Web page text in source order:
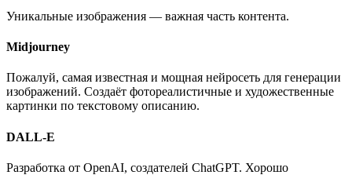
Уникальные изображения — важная часть контента.
Midjourney
Пожалуй, самая известная и мощная нейросеть для генерации
изображений. Создаёт фотореалистичные и художественные
картинки по текстовому описанию.
DALL-E
Разработка от OpenAI, создателей ChatGPT. Хорошо